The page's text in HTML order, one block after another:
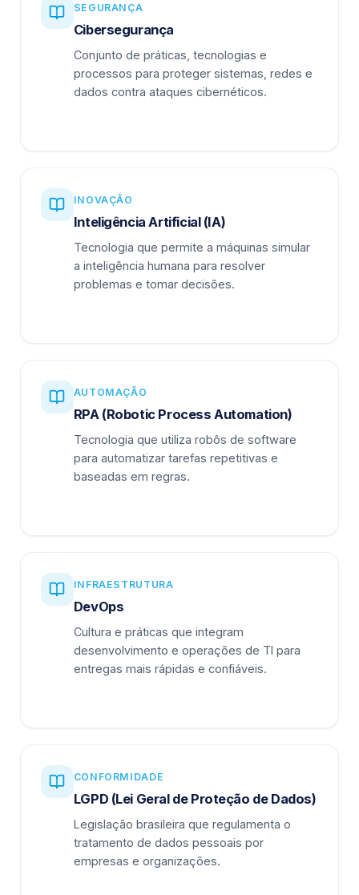
SEGURANÇA
Cibersegurança
Conjunto de práticas, tecnologias e
processos para proteger sistemas, redes e
dados contra ataques cibernéticos.
INOVAÇÃO
Inteligência Artificial (IA)
Tecnologia que permite a máquinas simular
a inteligência humana para resolver
problemas e tomar decisões.
AUTOMAÇÃO
RPA (Robotic Process Automation)
Tecnologia que utiliza robôs de software
para automatizar tarefas repetitivas e
baseadas em regras.
INFRAESTRUTURA
DevOps
Cultura e práticas que integram
desenvolvimento e operações de TI para
entregas mais rápidas e confiáveis.
CONFORMIDADE
LGPD (Lei Geral de Proteção de Dados)
Legislação brasileira que regulamenta o
tratamento de dados pessoais por
empresas e organizações.